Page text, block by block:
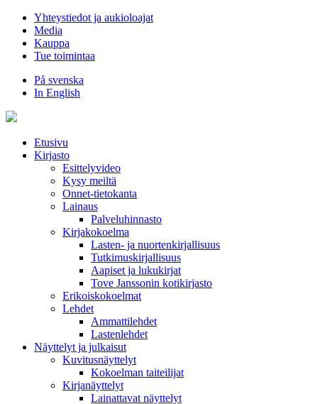
Hyppää
sisältöön
Yhteystiedot ja aukioloajat
Media
Kauppa
Tue toimintaa
På svenska
In English
Etusivu
Kirjasto
Esittelyvideo
Kysy meiltä
Onnet-tietokanta
Lainaus
Palveluhinnasto
Kirjakokoelma
Lasten- ja nuortenkirjallisuus
Tutkimuskirjallisuus
Aapiset ja lukukirjat
Tove Janssonin kotikirjasto
Erikoiskokoelmat
Lehdet
Ammattilehdet
Lastenlehdet
Näyttelyt ja julkaisut
Kuvitusnäyttelyt
Kokoelman taiteilijat
Kirjanäyttelyt
Lainattavat näyttelyt